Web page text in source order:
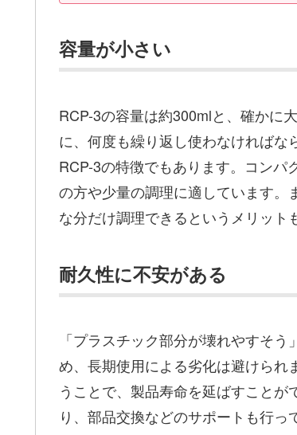
容量が小さい
RCP-3の容量は約300mlと、確かに
に、何度も繰り返し使わなければ
RCP-3の特徴でもあります。コンパ
の方や少量の調理に適しています
な分だけ調理できるというメリット
耐久性に不安がある
「プラスチック部分が壊れやすそ
め、長期使用による劣化は避けら
うことで、製品寿命を延ばすこと
り、部品交換などのサポートも行っ